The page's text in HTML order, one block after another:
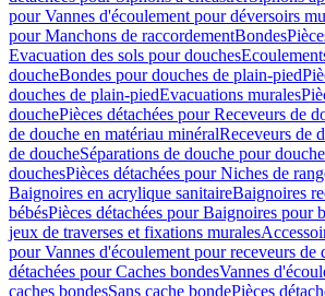
pour Vannes d'écoulement pour déversoirs
pour Manchons de raccordementBondes
Evacuation des sols pour douches
doucheBondes pour douches de plain-pied
douches de plain-piedEvacuations murales
douchePièces détachées pour Receveurs de
de douche en matériau minéralReceveurs de
de doucheSéparations de douche pour
douchesPièces détachées pour Niches de
Baignoires en acrylique sanitaireBaignoires
bébésPièces détachées pour Baignoires pour
jeux de traverses et fixations murales
pour Vannes d'écoulement pour receveurs de
détachées pour Caches bondesVannes
caches bondesSans cache bondePièces